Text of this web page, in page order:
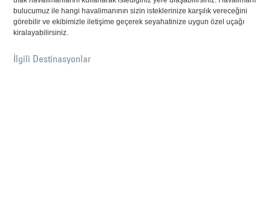
bulucumuz ile hangi havalimanının sizin isteklerinize karşılık vereceğini
görebilir ve ekibimizle iletişime geçerek seyahatinize uygun özel uçağı
kiralayabilirsiniz.
İlgili Destinasyonlar